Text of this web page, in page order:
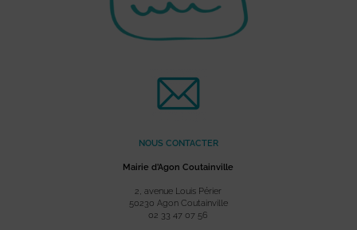
NOUS CONTACTER
Mairie d’Agon Coutainville
2, avenue Louis Périer
50230 Agon Coutainville
02 33 47 07 56